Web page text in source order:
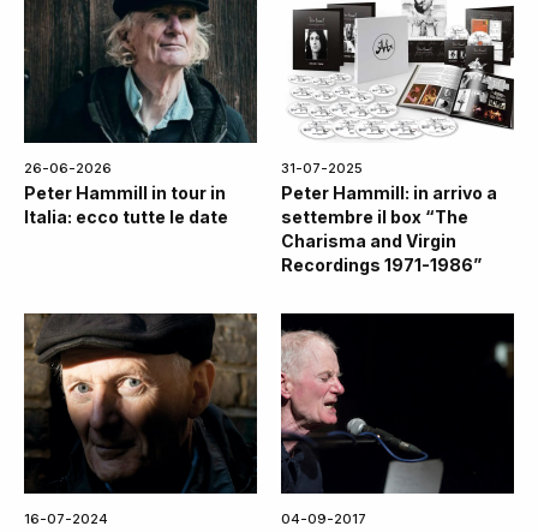
26-06-2026
Peter Hammill in tour in
Italia: ecco tutte le date
31-07-2025
Peter Hammill: in arrivo a
settembre il box “The
Charisma and Virgin
Recordings 1971-1986”
16-07-2024 04-09-2017